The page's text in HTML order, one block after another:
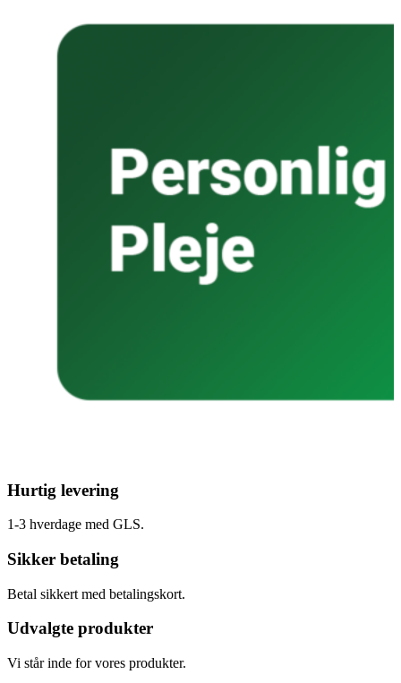
Hurtig levering
1-3 hverdage med GLS.
Sikker betaling
Betal sikkert med betalingskort.
Udvalgte produkter
Vi står inde for vores produkter.